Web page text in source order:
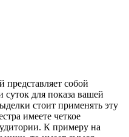
представляет собой
суток для показа вашей
стоит применять эту
имеете четкое
К примеру на